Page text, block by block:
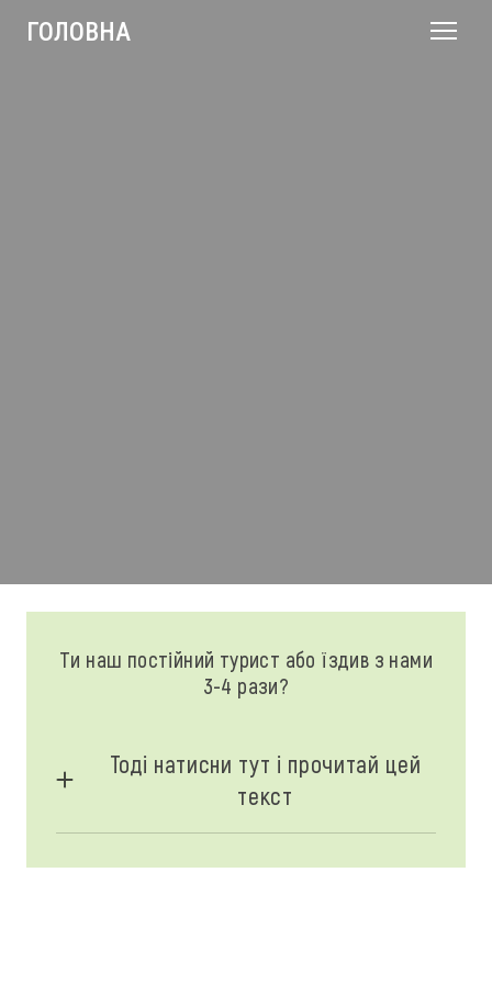
ГОЛОВНА
Ти наш постійний турист або їздив з нами
3-4 рази?
Тоді натисни тут і прочитай цей
текст
на сайті бути такими якими є у спілкуванні з